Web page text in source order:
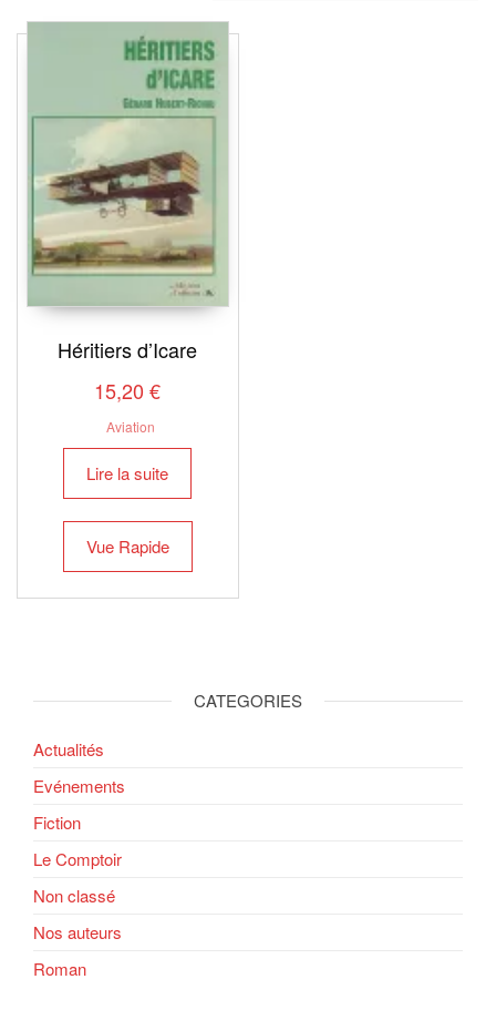
Héritiers d’Icare
15,20€
Aviation
Lire la suite
Vue Rapide
CATEGORIES
Actualités
Evénements
Fiction
Le Comptoir
Non classé
Nos auteurs
Roman